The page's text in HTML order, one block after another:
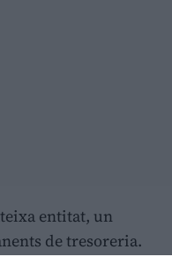
entitat, un
de tresoreria.